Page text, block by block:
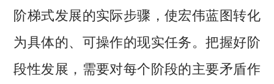
阶梯式发展的实际步骤，使宏伟蓝图转化
为具体的、可操作的现实任务。把握好阶
段性发展，需要对每个阶段的主要矛盾作